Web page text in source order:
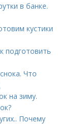
в банке.
кустики
подготовить
Что
на зиму.
Почему